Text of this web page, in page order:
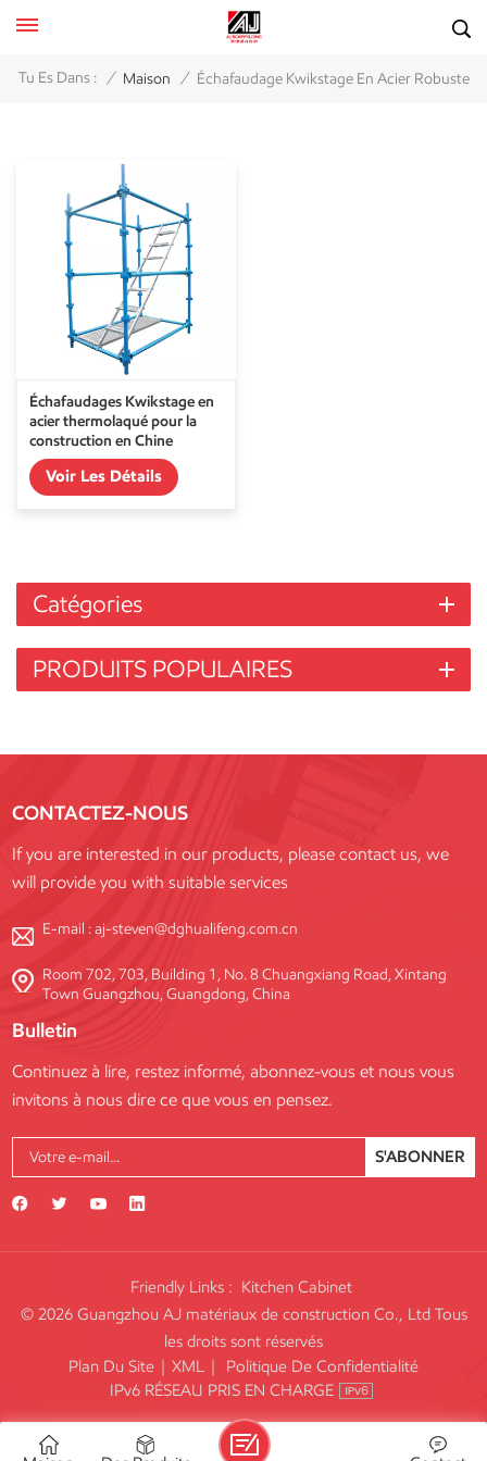
Tu Es Dans : / Maison / Échafaudage Kwikstage En Acier Robuste
Échafaudages Kwikstage en
acier thermolaqué pour la
construction en Chine
Voir Les Détails
Catégories
PRODUITS POPULAIRES
CONTACTEZ-NOUS
If you are interested in our products, please contact us, we
will provide you with suitable services
E-mail :aj-steven@dghualifeng.com.cn
Room 702, 703, Building 1, No. 8 Chuangxiang Road, Xintang
Town Guangzhou, Guangdong, China
Bulletin
Continuez à lire, restez informé, abonnez-vous et nous vous
invitons à nous dire ce que vous en pensez.
S'ABONNER
Friendly Links : Kitchen Cabinet
© 2026 Guangzhou AJ matériaux de construction Co., Ltd Tous
les droits sont réservés
Plan Du Site | XML |
Politique De Confidentialité
IPv6 RÉSEAU PRIS EN CHARGE